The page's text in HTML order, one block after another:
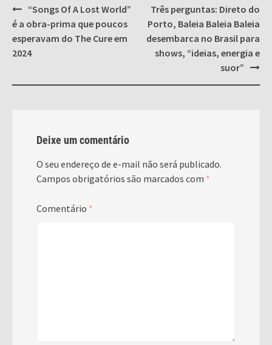
Post
navigation
“Songs Of A Lost World”
é a obra-prima que poucos
esperavam do The Cure em
2024
Três perguntas: Direto do
Porto, Baleia Baleia Baleia
desembarca no Brasil para
shows, “ideias, energia e
suor”
Deixe um comentário
O seu endereço de e-mail não será publicado.
Campos obrigatórios são marcados com *
Comentário *